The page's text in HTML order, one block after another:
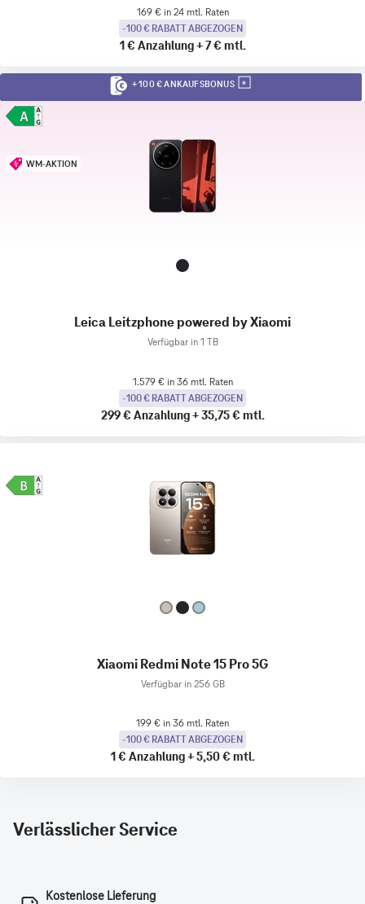
169 € in 24 mtl. Raten
-100 € RABATT ABGEZOGEN
1 € Anzahlung+7 € mtl.
+ 100 € ANKAUFSBONUS
WM-AKTION
Leica Leitzphone powered by Xiaomi
Verfügbar in 1 TB
1.579 € in 36 mtl. Raten
-100 € RABATT ABGEZOGEN
299 € Anzahlung+35,75 € mtl.
Xiaomi Redmi Note 15 Pro 5G
Verfügbar in 256 GB
199 € in 36 mtl. Raten
-100 € RABATT ABGEZOGEN
1 € Anzahlung+5,50 € mtl.
Verlässlicher Service
Kostenlose Lieferung